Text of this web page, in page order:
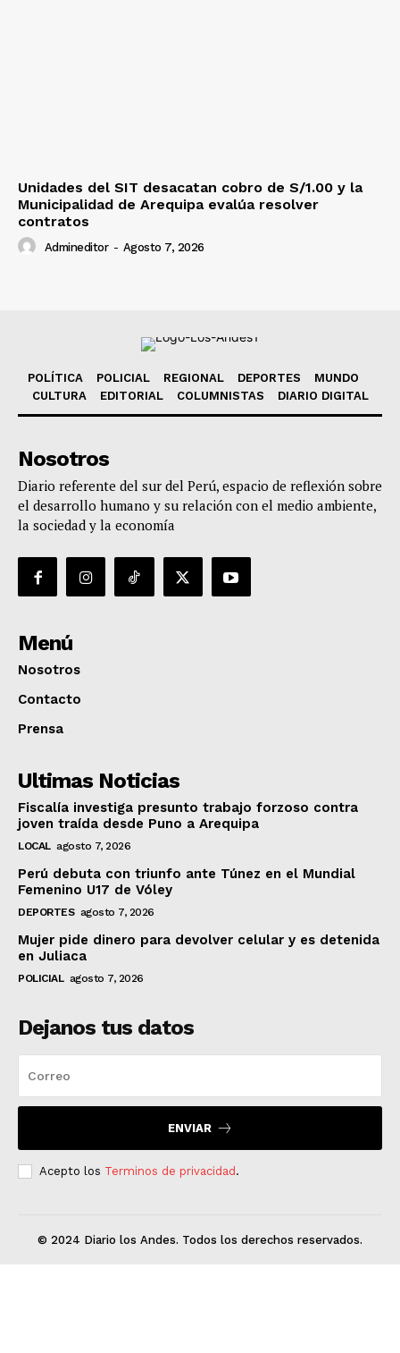
Unidades del SIT desacatan cobro de S/1.00 y la
Municipalidad de Arequipa evalúa resolver
contratos
Admineditor - Agosto 7, 2026
POLÍTICA POLICIAL REGIONAL DEPORTES
MUNDO
CULTURA
EDITORIAL COLUMNISTAS DIARIO DIGITAL
Nosotros
Diario referente del sur del Perú, espacio de reflexión sobre
el desarrollo humano y su relación con el medio ambiente,
la sociedad y la economía
Menú
Nosotros
Contacto
Prensa
Ultimas Noticias
Fiscalía investiga presunto trabajo forzoso contra
joven traída desde Puno a Arequipa
LOCAL agosto 7, 2026
Perú debuta con triunfo ante Túnez en el Mundial
Femenino U17 de Vóley
DEPORTES agosto 7, 2026
Mujer pide dinero para devolver celular y es detenida
en Juliaca
POLICIAL agosto 7, 2026
Dejanos tus datos
ENVIAR
Acepto los Terminos de privacidad .
© 2024 Diario los Andes. Todos los derechos reservados.